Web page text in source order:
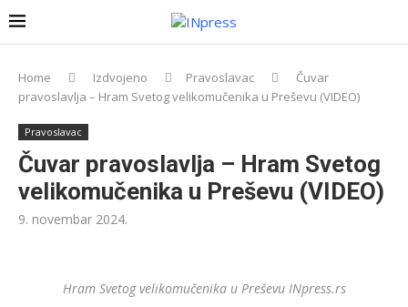
Home Izdvojeno Pravoslavac
Čuvar
pravoslavlja – Hram Svetog velikomučenika u Preševu (VIDEO)
Pravoslavac
Čuvar pravoslavlja – Hram Svetog
velikomučenika u Preševu (VIDEO)
9. novembar 2024.
Hram Svetog velikomučenika u Preševu INpress.rs